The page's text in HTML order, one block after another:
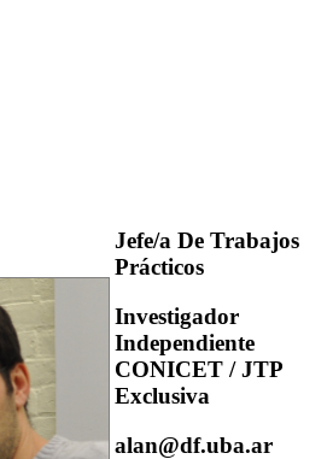
Jefe/a De Trabajos
Prácticos
Investigador
Independiente
CONICET / JTP
Exclusiva
alan@df.uba.ar